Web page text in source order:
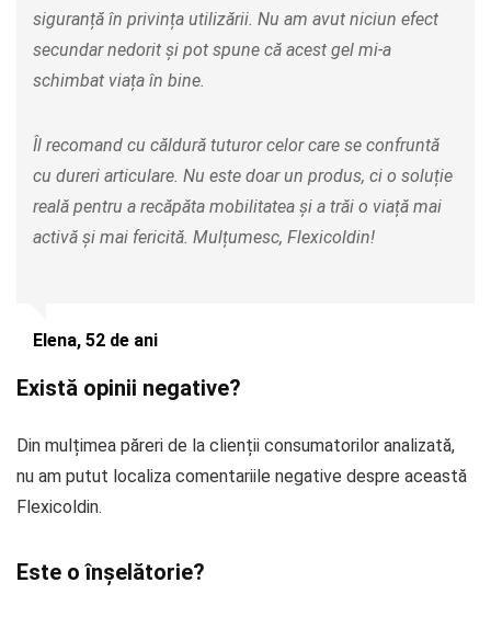
siguranță în privința utilizării. Nu am avut niciun efect
secundar nedorit și pot spune că acest gel mi-a
schimbat viața în bine.
Îl recomand cu căldură tuturor celor care se confruntă
cu dureri articulare. Nu este doar un produs, ci o soluție
reală pentru a recăpăta mobilitatea și a trăi o viață mai
activă și mai fericită. Mulțumesc, Flexicoldin!
Elena, 52 de ani
Există opinii negative?
Din mulțimea păreri de la clienții consumatorilor analizată,
nu am putut localiza comentariile negative despre această
Flexicoldin.
Este o înșelătorie?